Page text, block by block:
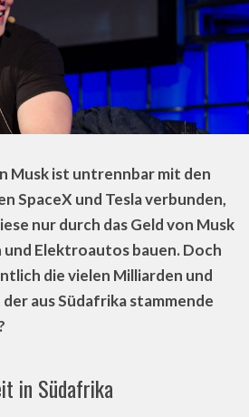
Musk ist untrennbar mit den
SpaceX und Tesla verbunden,
nur durch das Geld von Musk
und Elektroautos bauen. Doch
die vielen Milliarden und
aus Südafrika stammende
in Südafrika